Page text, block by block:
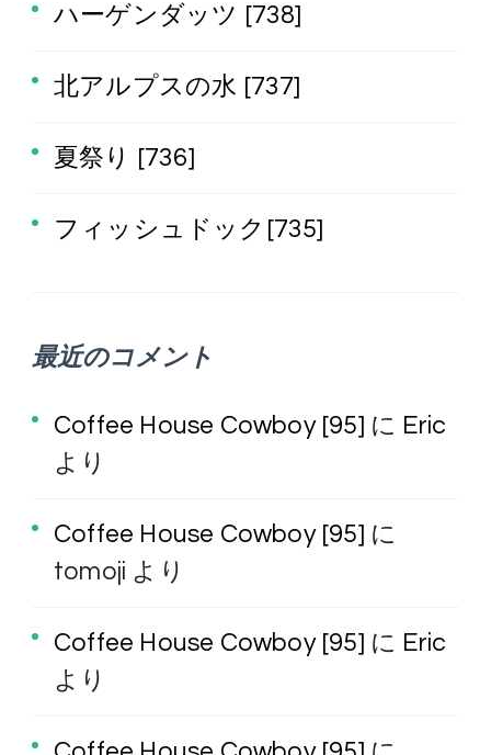
ハーゲンダッツ [738]
北アルプスの水 [737]
夏祭り [736]
フィッシュドック[735]
最近のコメント
Coffee House Cowboy [95] に Eric
より
Coffee House Cowboy [95] に
tomoji より
Coffee House Cowboy [95] に Eric
より